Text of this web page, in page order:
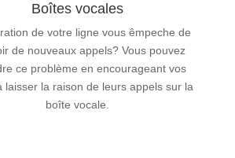
Boîtes vocales
de votre ligne vous êmpeche de
de nouveaux appels? Vous pouvez
ce problème en encourageant vos
laisser la raison de leurs appels sur la
boîte vocale.